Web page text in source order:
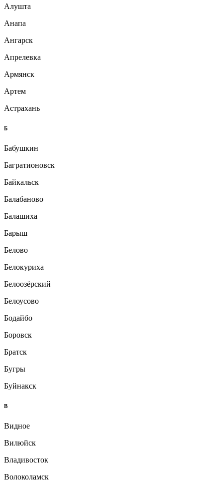
Алушта
Анапа
Ангарск
Апрелевка
Армянск
Артем
Астрахань
Б
Бабушкин
Багратионовск
Байкальск
Балабаново
Балашиха
Барыш
Белово
Белокуриха
Белоозёрский
Белоусово
Бодайбо
Боровск
Братск
Бугры
Буйнакск
В
Видное
Вилюйск
Владивосток
Волоколамск